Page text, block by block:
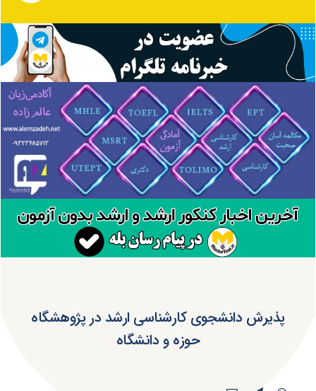
پذیرش دانشجوی کارشناسی ارشد در پژوهشگاه
حوزه و دانشگاه